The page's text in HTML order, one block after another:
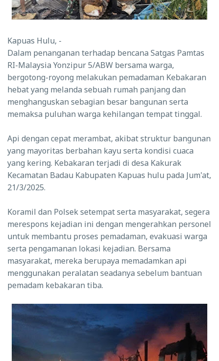
Kapuas Hulu, -
Dalam penanganan terhadap bencana Satgas Pamtas
RI-Malaysia Yonzipur 5/ABW bersama warga,
bergotong-royong melakukan pemadaman Kebakaran
hebat yang melanda sebuah rumah panjang dan
menghanguskan sebagian besar bangunan serta
memaksa puluhan warga kehilangan tempat tinggal.
Api dengan cepat merambat, akibat struktur bangunan
yang mayoritas berbahan kayu serta kondisi cuaca
yang kering. Kebakaran terjadi di desa Kakurak
Kecamatan Badau Kabupaten Kapuas hulu pada Jum'at,
21/3/2025.
Koramil dan Polsek setempat serta masyarakat, segera
merespons kejadian ini dengan mengerahkan personel
untuk membantu proses pemadaman, evakuasi warga
serta pengamanan lokasi kejadian. Bersama
masyarakat, mereka berupaya memadamkan api
menggunakan peralatan seadanya sebelum bantuan
pemadam kebakaran tiba.